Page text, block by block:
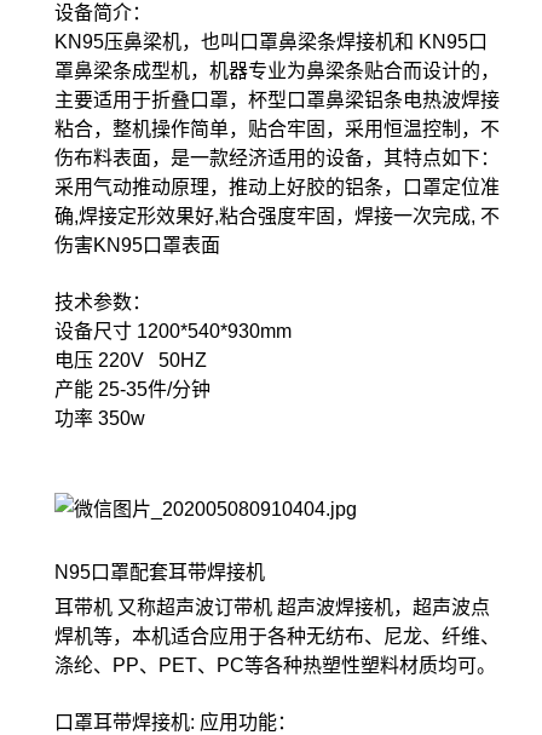
设备简介：
KN95压鼻梁机，也叫口罩鼻梁条焊接机和 KN95口
罩鼻梁条成型机，机器专业为鼻梁条贴合而设计的，
主要适用于折叠口罩，杯型口罩鼻梁铝条电热波焊接
粘合，整机操作简单，贴合牢固，采用恒温控制，不
伤布料表面，是一款经济适用的设备，其特点如下：
采用气动推动原理，推动上好胶的铝条，口罩定位准
确,焊接定形效果好,粘合强度牢固，焊接一次完成, 不
伤害KN95口罩表面
技术参数：
设备尺寸 1200*540*930mm
电压 220V 50HZ
产能 25-35件/分钟
功率 350w
N95口罩配套耳带焊接机
耳带机 又称超声波订带机 超声波焊接机，超声波点
焊机等，本机适合应用于各种无纺布、尼龙、纤维、
涤纶、PP、PET、PC等各种热塑性塑料材质均可。
口罩耳带焊接机: 应用功能：